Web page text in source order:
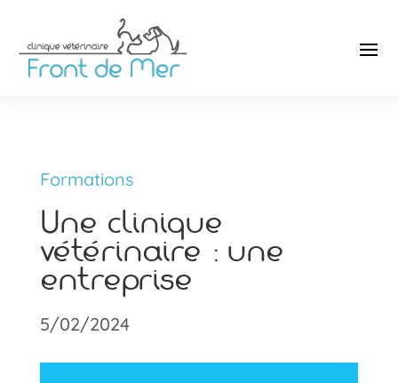
Formations
Une clinique
vétérinaire : une
entreprise
5/02/2024